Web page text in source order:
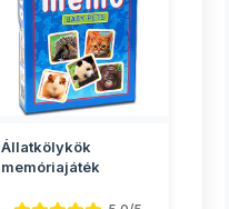
Állatkölykök
memóriajáték